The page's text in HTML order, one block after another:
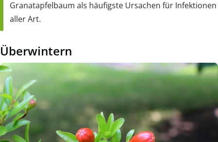
Granatapfelbaum als häufigste Ursachen für Infektionen
aller Art.
Überwintern